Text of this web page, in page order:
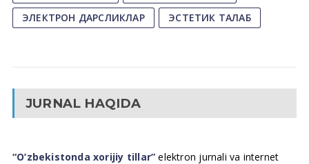
ЭЛЕКТРОН ДАРСЛИКЛАР
ЭСТЕТИК ТАЛАБ
JURNAL HAQIDA
“O’zbekistonda xorijiy tillar” elektron jurnali va internet